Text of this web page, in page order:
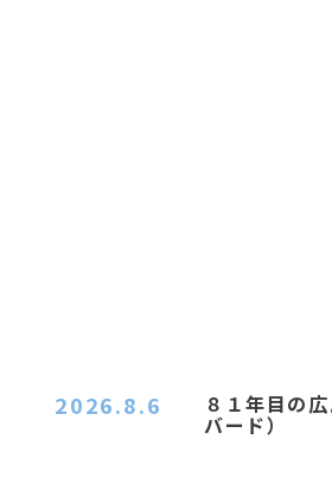
８１年目の
バード）
2026.8.6